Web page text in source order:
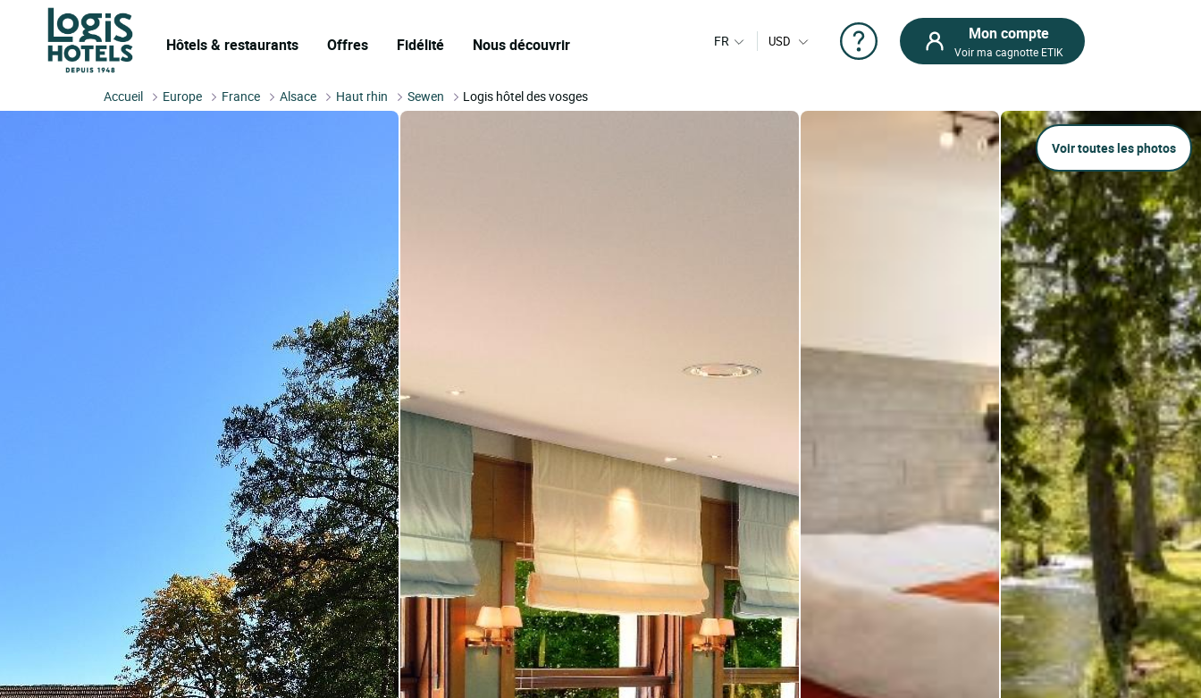
Hôtels & restaurants Offres Fidélité Nous découvrir FR USD Mon compte
Voir ma cagnotte ETIK
Accueil Europe France Alsace Haut rhin Sewen Logis hôtel des vosges
Voir toutes les photos